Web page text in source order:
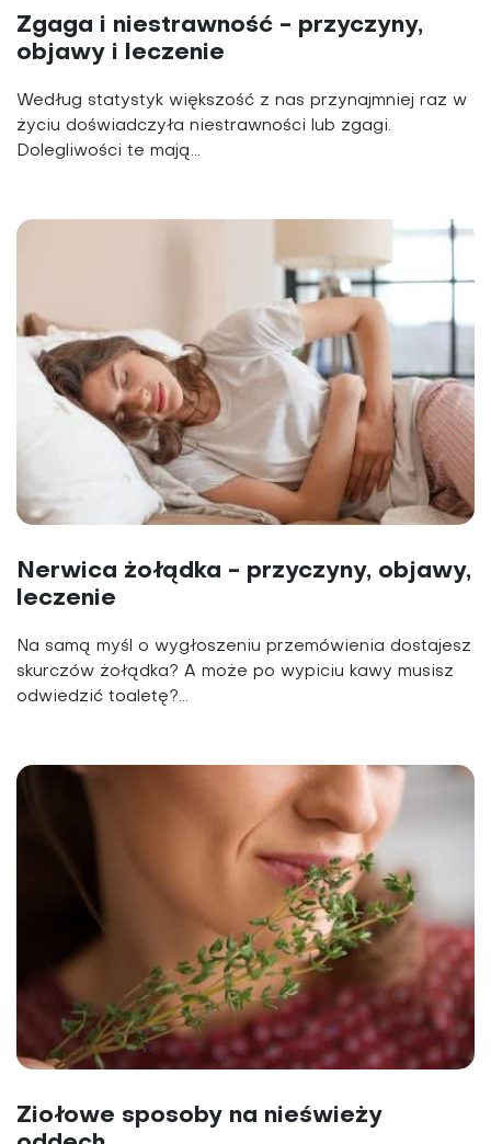
Zgaga i niestrawność - przyczyny,
objawy i leczenie
Według statystyk większość z nas przynajmniej raz w
życiu doświadczyła niestrawności lub zgagi.
Dolegliwości te mają...
Nerwica żołądka - przyczyny, objawy,
leczenie
Na samą myśl o wygłoszeniu przemówienia dostajesz
skurczów żołądka? A może po wypiciu kawy musisz
odwiedzić toaletę?...
Ziołowe sposoby na nieświeży